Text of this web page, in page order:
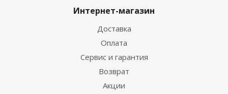
Интернет-магазин
Доставка
Оплата
Сервис и гарантия
Возврат
Акции